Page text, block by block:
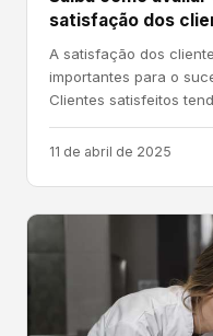
satisfação dos
A satisfação dos
importantes para o
Clientes satisfeitos
11 de abril de 2025